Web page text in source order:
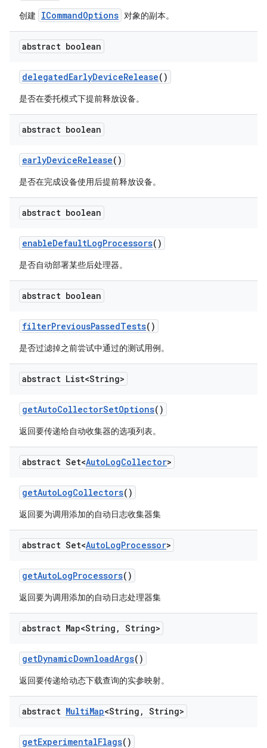
创建 ICommandOptions 对象的副本。
abstract boolean
delegatedEarlyDeviceRelease()
是否在委托模式下提前释放设备。
abstract boolean
earlyDeviceRelease()
是否在完成设备使用后提前释放设备。
abstract boolean
enableDefaultLogProcessors()
是否自动部署某些后处理器。
abstract boolean
filterPreviousPassedTests()
是否过滤掉之前尝试中通过的测试用例。
abstract List<String>
getAutoCollectorSetOptions()
返回要传递给自动收集器的选项列表。
abstract Set<AutoLogCollector>
getAutoLogCollectors()
返回要为调用添加的自动日志收集器集
abstract Set<AutoLogProcessor>
getAutoLogProcessors()
返回要为调用添加的自动日志处理器集
abstract Map<String , String>
getDynamicDownloadArgs()
返回要传递给动态下载查询的实参映射。
abstract MultiMap<String , String>
getExperimentalFlags()